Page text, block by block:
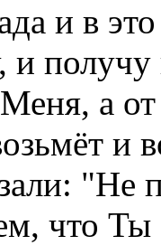
и в
и
а
и
"Не
что